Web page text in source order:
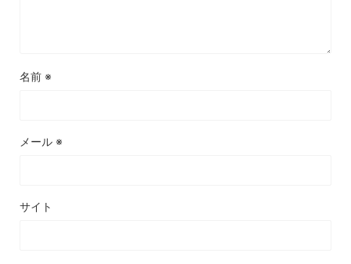
名前 ※
メール ※
サイト